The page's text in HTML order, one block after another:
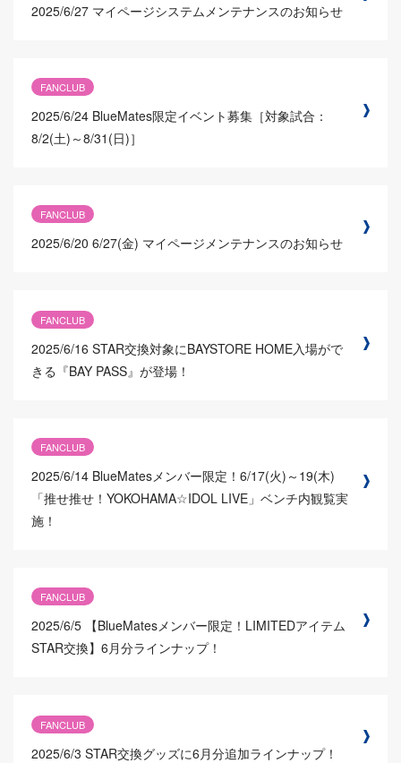
2025/6/27 マイページシステムメンテナンスのお知らせ
FANCLUB
2025/6/24 BlueMates限定イベント募集［対象試合：
8/2(土)～8/31(日)］
FANCLUB
2025/6/20 6/27(金) マイページメンテナンスのお知らせ
FANCLUB
2025/6/16 STAR交換対象にBAYSTORE HOME入場がで
きる『BAY PASS』が登場！
FANCLUB
2025/6/14 BlueMatesメンバー限定！6/17(火)～19(木)
「推せ推せ！YOKOHAMA☆IDOL LIVE」ベンチ内観覧実
施！
FANCLUB
2025/6/5 【BlueMatesメンバー限定！LIMITEDアイテム
STAR交換】6月分ラインナップ！
FANCLUB
2025/6/3 STAR交換グッズに6月分追加ラインナップ！